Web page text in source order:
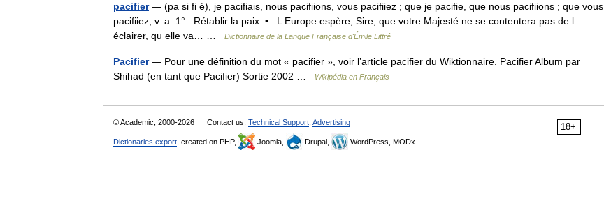
pacifier— (pa si fi é), je pacifiais, nous pacifiions, vous pacifiiez ; que je pacifie, que nous pacifiions ; que vous
pacifiiez, v. a. 1° Rétablir la paix. • L Europe espère, Sire, que votre Majesté ne se contentera pas de l
éclairer, qu elle va… …
Dictionnaire de la Langue Française d'Émile Littré
Pacifier— Pour une définition du mot « pacifier », voir l’article pacifier du Wiktionnaire. Pacifier Album par
Shihad (en tant que Pacifier) Sortie 2002 …
Wikipédia en Français
18+
© Academic, 2000-2026 Contact us: Technical Support Advertising
Dictionaries export , created on PHP, Joomla, Drupal, WordPress, MODx.